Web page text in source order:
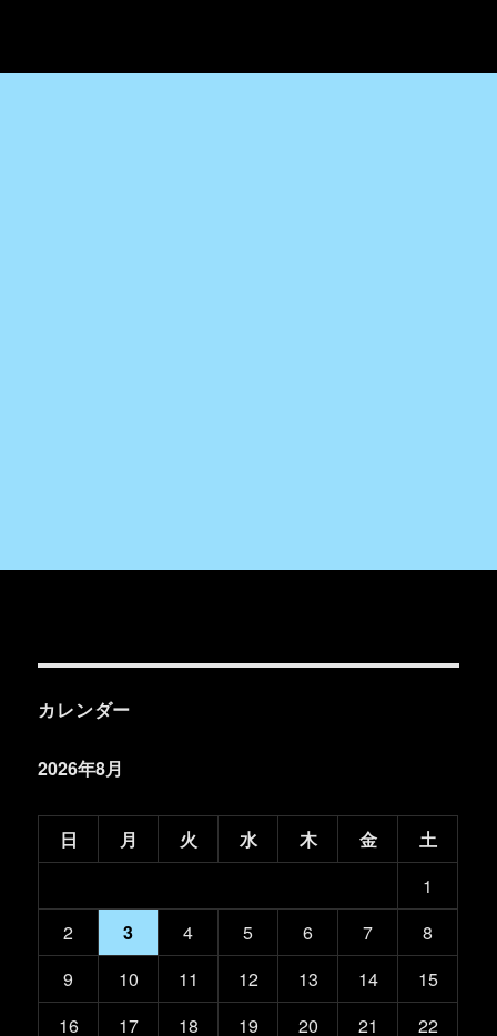
カレンダー
2026年8月
日 月 火 水 木 金
土
1
2
3 4 5 6 7
8
9
10 11 12 13 14
15
16
17 18 19 20 21 22